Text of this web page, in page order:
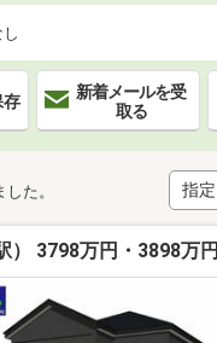
存
新着メールを受
取る
た。
） 3798万円・3898万円